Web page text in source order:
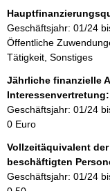
t
i
n
o
r
m
a
i
o
n
Geschäftsjahr: 01/24
Öffentliche
Tätigkeit, Sonstiges
Jährliche finanzielle
Interessenvertretung:
Geschäftsjahr: 01/24
0 Euro
Vollzeitäquivalent
beschäftigten
Geschäftsjahr: 01/24